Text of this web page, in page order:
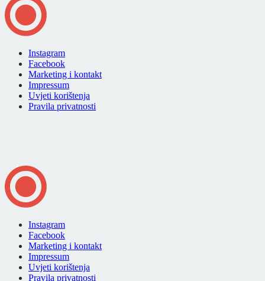
Instagram
Facebook
Marketing i kontakt
Impressum
Uvjeti korištenja
Pravila privatnosti
Instagram
Facebook
Marketing i kontakt
Impressum
Uvjeti korištenja
Pravila privatnosti